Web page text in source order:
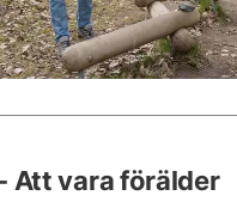
Att vara förälder